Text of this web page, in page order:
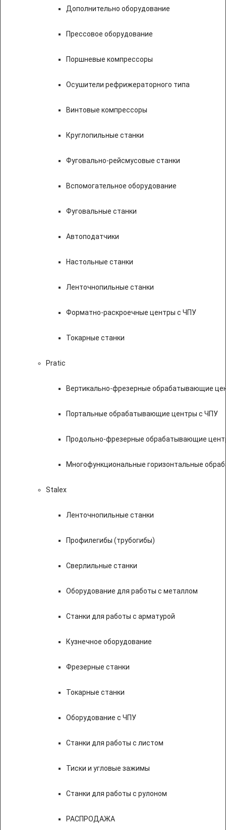
Дополнительно оборудование
Прессовое оборудование
Поршневые компрессоры
Осушители рефрижераторного типа
Винтовые компрессоры
Круглопильные станки
Фуговально-рейсмусовые станки
Вспомогательное оборудование
Фуговальные станки
Автоподатчики
Настольные станки
Ленточнопильные станки
Форматно-раскроечные центры с ЧПУ
Токарные станки
Pratic
Вертикально-фрезерные обрабатывающие
Портальные обрабатывающие центры с ЧПУ
Продольно-фрезерные обрабатывающие
Многофункциональные горизонтальные
Stalex
Ленточнопильные станки
Профилегибы (трубогибы)
Сверлильные станки
Оборудование для работы с металлом
Станки для работы с арматурой
Кузнечное оборудование
Фрезерные станки
Токарные станки
Оборудование с ЧПУ
Станки для работы с листом
Тиски и угловые зажимы
Станки для работы с рулоном
РАСПРОДАЖА